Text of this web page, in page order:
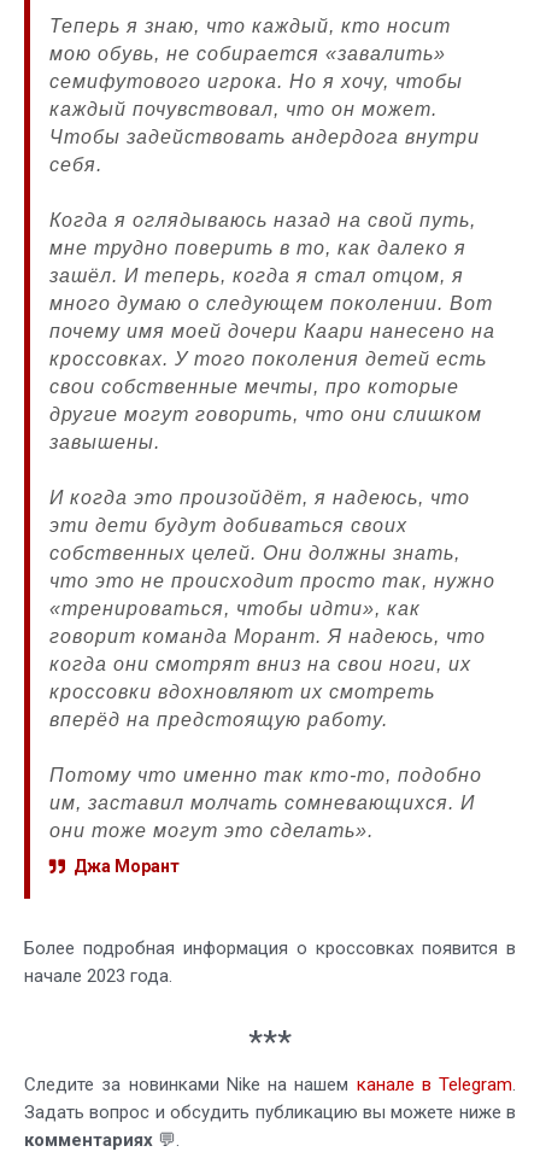
Теперь я знаю, что каждый, кто носит
мою обувь, не собирается «завалить»
семифутового игрока. Но я хочу, чтобы
каждый почувствовал, что он может.
Чтобы задействовать андердога внутри
себя.
Когда я оглядываюсь назад на свой путь,
мне трудно поверить в то, как далеко я
зашёл. И теперь, когда я стал отцом, я
много думаю о следующем поколении. Вот
почему имя моей дочери Каари нанесено на
кроссовках. У того поколения детей есть
свои собственные мечты, про которые
другие могут говорить, что они слишком
завышены.
И когда это произойдёт, я надеюсь, что
эти дети будут добиваться своих
собственных целей. Они должны знать,
что это не происходит просто так, нужно
«тренироваться, чтобы идти», как
говорит команда Морант. Я надеюсь, что
когда они смотрят вниз на свои ноги, их
кроссовки вдохновляют их смотреть
вперёд на предстоящую работу.
Потому что именно так кто-то, подобно
им, заставил молчать сомневающихся. И
они тоже могут это сделать».
Джа Морант
Более подробная информация о кроссовках появится в
начале 2023 года.
***
Следите за новинками Nike на нашем канале в Telegram.
Задать вопрос и обсудить публикацию вы можете ниже в
комментариях 💬.